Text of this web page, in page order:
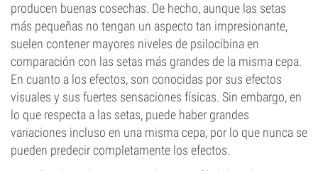
producen buenas cosechas. De hecho, aunque las setas
más pequeñas no tengan un aspecto tan impresionante,
suelen contener mayores niveles de psilocibina en
comparación con las setas más grandes de la misma cepa.
En cuanto a los efectos, son conocidas por sus efectos
visuales y sus fuertes sensaciones físicas. Sin embargo, en
lo que respecta a las setas, puede haber grandes
variaciones incluso en una misma cepa, por lo que nunca se
pueden predecir completamente los efectos.